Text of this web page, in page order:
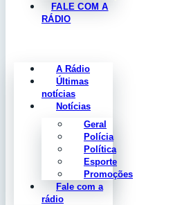
FALE COM A
RÁDIO
A Rádio
Últimas
notícias
Notícias
Geral
Polícia
Política
Esporte
Promoções
Fale com a
rádio